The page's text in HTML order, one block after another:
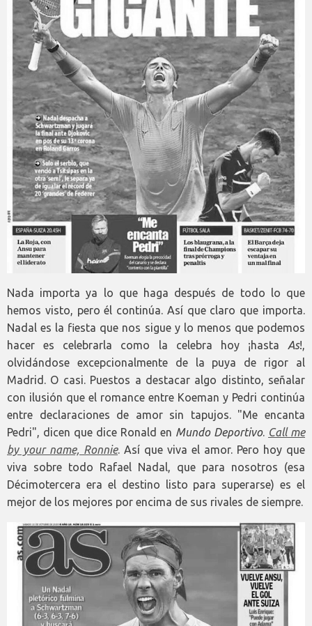
Nada importa ya lo que haga después de todo lo que
hemos visto, pero él continúa. Así que claro que importa.
Nadal es la fiesta que nos sigue y lo menos que podemos
hacer es celebrarla como la celebra hoy ¡hasta As!,
olvidándose excepcionalmente de la puya de rigor al
Madrid. O casi. Puestos a destacar algo distinto, señalar
con ilusión que el romance entre Koeman y Pedri continúa
entre declaraciones de amor sin tapujos. "Me encanta
Pedri", dicen que dice Ronald en Mundo Deportivo. Call me
by your name, Ronnie. Así que viva el amor. Pero hoy que
viva sobre todo Rafael Nadal, que para nosotros (esa
Décimotercera era el destino listo para superarse) es el
mejor de los mejores por encima de sus rivales de siempre.